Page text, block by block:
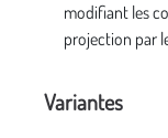
modifiant les
projection par
Variantes